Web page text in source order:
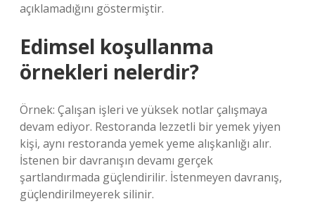
açıklamadığını göstermiştir.
Edimsel koşullanma
örnekleri nelerdir?
Örnek: Çalışan işleri ve yüksek notlar çalışmaya
devam ediyor. Restoranda lezzetli bir yemek yiyen
kişi, aynı restoranda yemek yeme alışkanlığı alır.
İstenen bir davranışın devamı gerçek
şartlandırmada güçlendirilir. İstenmeyen davranış,
güçlendirilmeyerek silinir.